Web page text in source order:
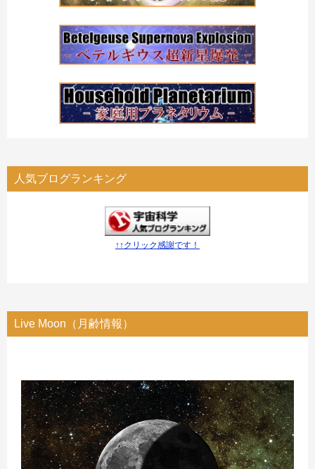
人気ブログランキング
↑↑クリック感謝です！
Live Moon（月齢情報）